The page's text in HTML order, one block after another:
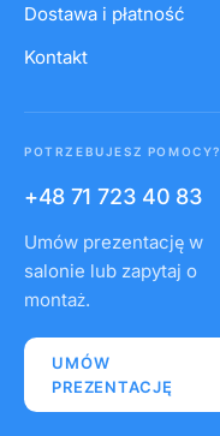
Dostawa i płatność
Kontakt
POTRZEBUJESZ POMOCY?
+48 71 723 40 83
Umów prezentację w
salonie lub zapytaj o
montaż.
UMÓW
PREZENTACJĘ